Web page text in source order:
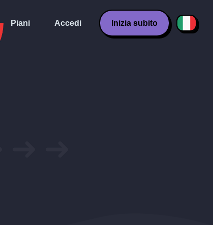
Piani Accedi Inizia subito